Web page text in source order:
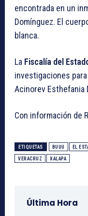
encontrada en un
Domínguez. El
blanca.
La Fiscalía del
investigaciones
Acinorev Esthefania
Con información de
ETIQUETAS BUUU EL
VERACRUZ XALAPA
Última Hora